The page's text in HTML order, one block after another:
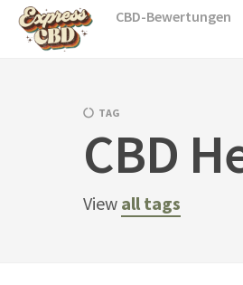
Skip
CBD-Bewertungen
TAG
CBD
View all tags